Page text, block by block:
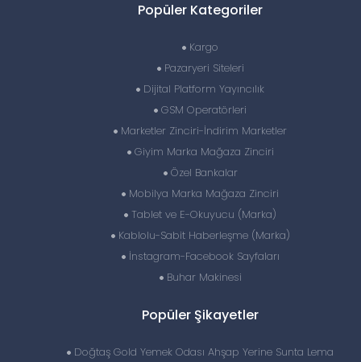
Popüler Kategoriler
Kargo
Pazaryeri Siteleri
Dijital Platform Yayıncılık
GSM Operatörleri
Marketler Zinciri-İndirim Marketler
Giyim Marka Mağaza Zinciri
Özel Bankalar
Mobilya Marka Mağaza Zinciri
Tablet ve E-Okuyucu (Marka)
Kablolu-Sabit Haberleşme (Marka)
İnstagram-Facebook Sayfaları
Buhar Makinesi
Popüler Şikayetler
Doğtaş Gold Yemek Odası Ahşap Yerine Sunta Lema